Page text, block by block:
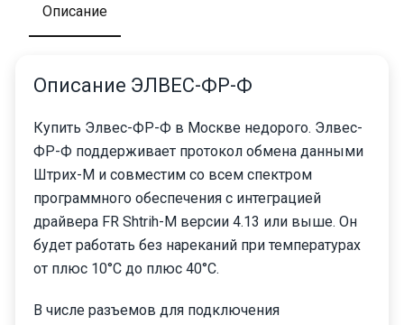
Описание
Описание ЭЛВЕС-ФР-Ф
Купить Элвес-ФР-Ф в Москве недорого. Элвес-
ФР-Ф поддерживает протокол обмена данными
Штрих-М и совместим со всем спектром
программного обеспечения с интеграцией
драйвера FR Shtrih-M версии 4.13 или выше. Он
будет работать без нареканий при температурах
от плюс 10°С до плюс 40°С.
В числе разъемов для подключения